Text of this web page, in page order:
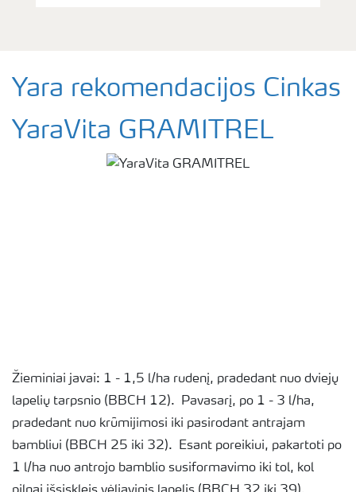
Yara rekomendacijos Cinkas
YaraVita GRAMITREL
Žieminiai javai: 1 - 1,5 l/ha rudenį, pradedant nuo dviejų
lapelių tarpsnio (BBCH 12). Pavasarį, po 1 - 3 l/ha,
pradedant nuo krūmijimosi iki pasirodant antrajam
bambliui (BBCH 25 iki 32). Esant poreikiui, pakartoti po
1 l/ha nuo antrojo bamblio susiformavimo iki tol, kol